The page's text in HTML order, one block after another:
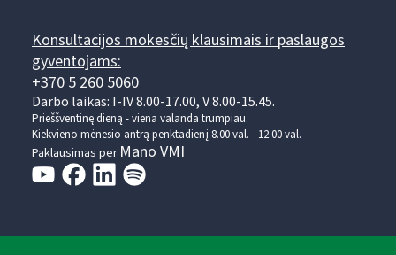
Konsultacijos mokesčių klausimais ir paslaugos
gyventojams:
+370 5 260 5060
Darbo laikas: I-IV 8.00-17.00, V 8.00-15.45.
Prieššventinę dieną - viena valanda trumpiau.
Kiekvieno mėnesio antrą penktadienį 8.00 val. - 12.00 val.
Paklausimas per Mano VMI